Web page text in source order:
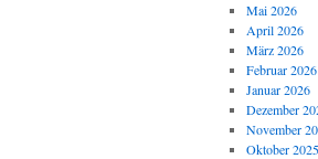
Mai 2026
April 2026
März 2026
Februar 2026
Januar 2026
Dezember
November
Oktober 2025